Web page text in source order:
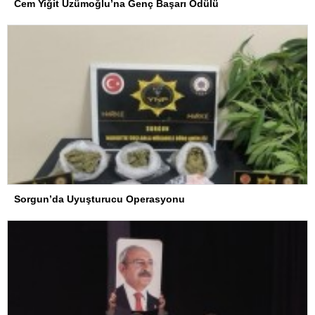
Cem Yiğit Üzümoğlu’na Genç Başarı Ödülü
Sorgun’da Uyuşturucu Operasyonu